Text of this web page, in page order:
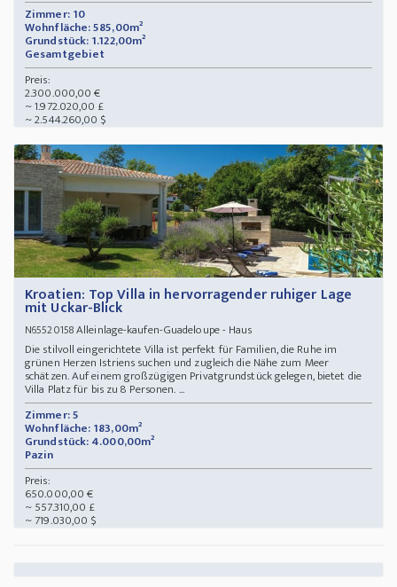
Zimmer: 10
Wohnfläche: 585,00m²
Grundstück: 1.122,00m²
Gesamtgebiet
Preis:
2.300.000,00 €
~ 1.972.020,00 £
~ 2.544.260,00 $
Kroatien: Top Villa in hervorragender ruhiger Lage
mit Uckar-Blick
N65520158Alleinlage-kaufen-Guadeloupe - Haus
Die stilvoll eingerichtete Villa ist perfekt für Familien, die Ruhe im
grünen Herzen Istriens suchen und zugleich die Nähe zum Meer
schätzen. Auf einem großzügigen Privatgrundstück gelegen, bietet die
Villa Platz für bis zu 8 Personen. ...
Zimmer: 5
Wohnfläche: 183,00m²
Grundstück: 4.000,00m²
Pazin
Preis:
650.000,00 €
~ 557.310,00 £
~ 719.030,00 $